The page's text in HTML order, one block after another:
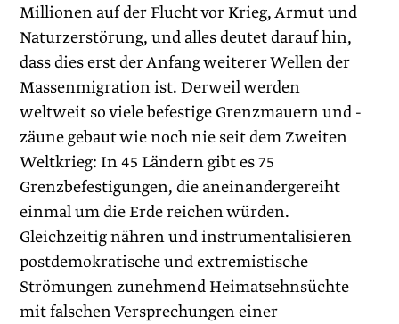
Millionen auf der Flucht vor Krieg, Armut und
Naturzerstörung, und alles deutet darauf hin,
dass dies erst der Anfang weiterer Wellen der
Massenmigration ist. Derweil werden
weltweit so viele befestige Grenzmauern und -
zäune gebaut wie noch nie seit dem Zweiten
Weltkrieg: In 45 Ländern gibt es 75
Grenzbefestigungen, die aneinandergereiht
einmal um die Erde reichen würden.
Gleichzeitig nähren und instrumentalisieren
postdemokratische und extremistische
Strömungen zunehmend Heimatsehnsüchte
mit falschen Versprechungen einer